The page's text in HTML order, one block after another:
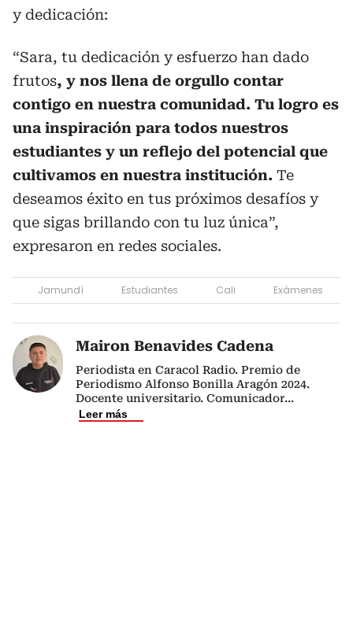
y dedicación:
“Sara, tu dedicación y esfuerzo han dado
frutos, y nos llena de orgullo contar
contigo en nuestra comunidad. Tu logro es
una inspiración para todos nuestros
estudiantes y un reflejo del potencial que
cultivamos en nuestra institución. Te
deseamos éxito en tus próximos desafíos y
que sigas brillando con tu luz única”,
expresaron en redes sociales.
Jamundí Estudiantes Cali Exámenes
Mairon Benavides Cadena
Periodista en Caracol Radio. Premio de
Periodismo Alfonso Bonilla Aragón 2024.
Docente universitario. Comunicador...
Leer más